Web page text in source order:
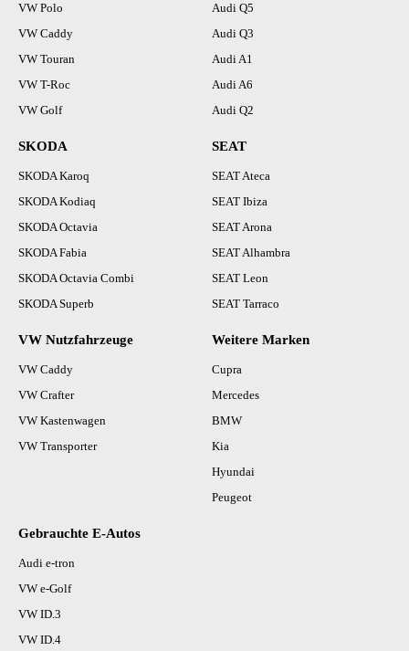
VW Polo
VW Caddy
VW Touran
VW T-Roc
VW Golf
Audi Q5
Audi Q3
Audi A1
Audi A6
Audi Q2
SKODA
SKODA Karoq
SKODA Kodiaq
SKODA Octavia
SKODA Fabia
SKODA Octavia Combi
SKODA Superb
SEAT
SEAT Ateca
SEAT Ibiza
SEAT Arona
SEAT Alhambra
SEAT Leon
SEAT Tarraco
VW Nutzfahrzeuge
VW Caddy
VW Crafter
VW Kastenwagen
VW Transporter
Weitere Marken
Cupra
Mercedes
BMW
Kia
Hyundai
Peugeot
Gebrauchte E-Autos
Audi e-tron
VW e-Golf
VW ID.3
VW ID.4